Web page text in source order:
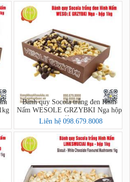
Bánh quy Socola trắng đen Hình
Nấm WESOLE GRZYBKI Nga hộp
1kg
Liên hệ 098.679.8008